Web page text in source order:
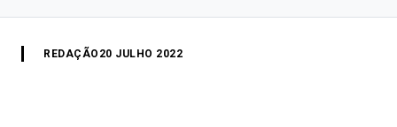
REDAÇÃO 20 JULHO 2022